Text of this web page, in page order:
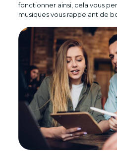
fonctionner ainsi, cela vous
musiques vous rappelant de